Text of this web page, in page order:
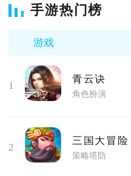
手游热门榜
游戏
1
青云诀
角色扮演
2
三国大冒险
策略塔防